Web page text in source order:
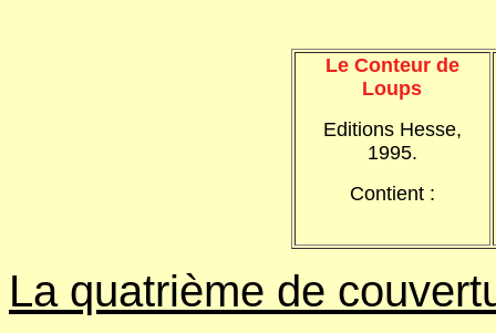
Le Conteur de
Loups
Editions Hesse,
1995.
Contient :
La quatrième de